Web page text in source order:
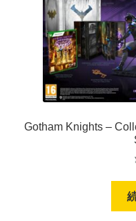
Gotham Knights –